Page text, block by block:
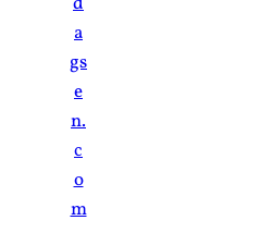
a
gs
e
n.
c
o
m